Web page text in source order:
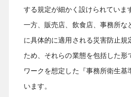
する規定が細かく設けられていま
一方、販売店、飲食店、事務所な
に具体的に適用される災害防止規
ため、それらの業態を包括した形
ワークを想定した『事務所衛生基
います。